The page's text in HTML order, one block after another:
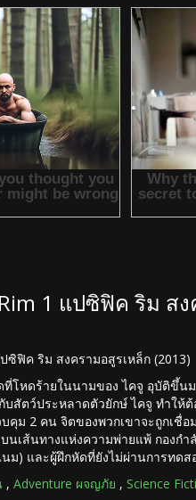
1 แปซิฟิค ริม ส
ซิฟิค ริม สงครามอสูรเหล็ก (2013)
ที่โหดร้ายในนามของ ไคจู อุบัติขึ้
สัตว์ประหลาดตัวยักษ์ ไคจู ทำให้
คุม 2 คน จิตของพวกเขาจะถูกเชื่
นเส้นทางแห่งความพ่ายแพ้ กองก
ม) และผู้ฝึกหัดที่ยังไม่ผ่านการทดส
, Adventure ผจญภัย , Science